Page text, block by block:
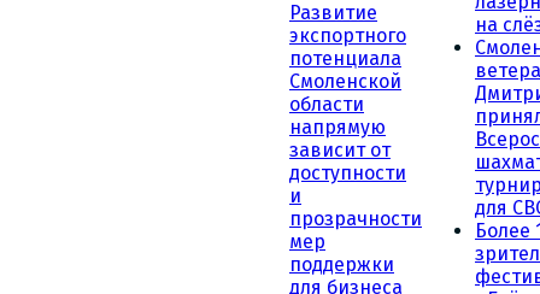
Развитие
экспортного
потенциала
Смоленской
области
напрямую
зависит от
доступности
и
прозрачности
мер
поддержки
для бизнеса
на
для
Более